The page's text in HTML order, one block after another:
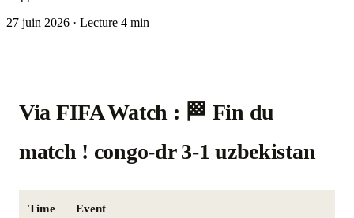
27 juin 2026 · Lecture 4 min
Via FIFA Watch : 🏁 Fin du
match ! congo-dr 3-1 uzbekistan
Time Event